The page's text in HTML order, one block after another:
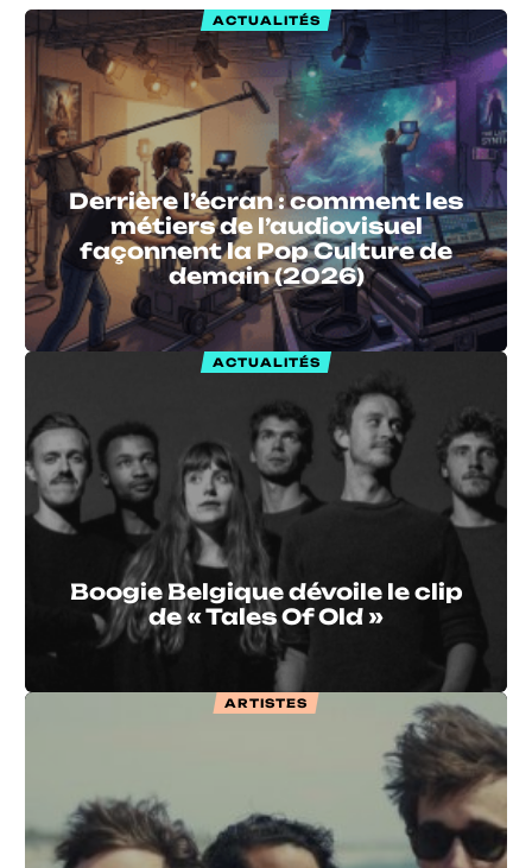
ACTUALITÉS
Derrière l’écran : comment les
métiers de l’audiovisuel
façonnent la Pop Culture de
demain (2026)
ACTUALITÉS
Boogie Belgique dévoile le clip
de « Tales Of Old »
ARTISTES